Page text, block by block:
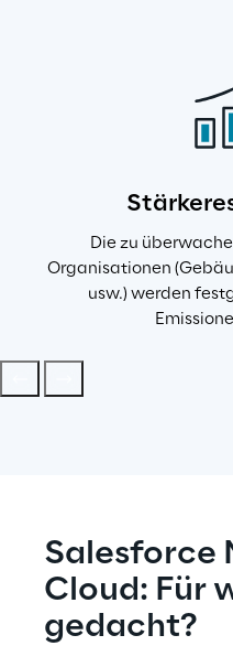
Die zu
Organisationen
usw.) werden
Salesforce
Cloud: Für
gedacht?